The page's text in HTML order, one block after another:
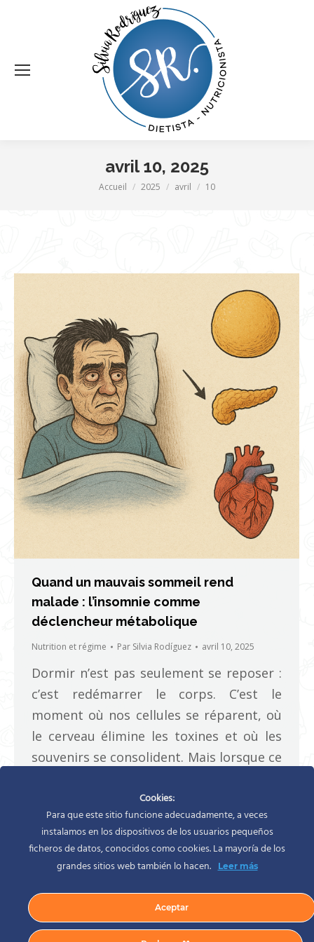
avril 10, 2025
Vous êtes ici :
Accueil 2025 avril 10
Quand un mauvais sommeil rend
malade : l’insomnie comme
déclencheur métabolique
Nutrition et régime Par Silvia Rodíguez avril 10, 2025
Dormir n’est pas seulement se reposer :
c’est redémarrer le corps. C’est le
moment où nos cellules se réparent, où
le cerveau élimine les toxines et où les
souvenirs se consolident. Mais lorsque ce
seulement la fatigue qui s’installe. Un
orage métabolique s’active et
endommage tout l’organisme, du cœur
Cookies:
Para que este sitio funcione adecuadamente, a veces
instalamos en los dispositivos de los usuarios pequeños
ficheros de datos, conocidos como cookies. La mayoría de los
grandes sitios web también lo hacen.
Leer más
Aceptar